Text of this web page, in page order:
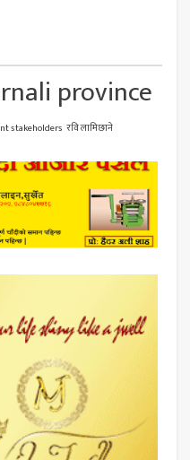
province
stakeholders रवि लामिछाने